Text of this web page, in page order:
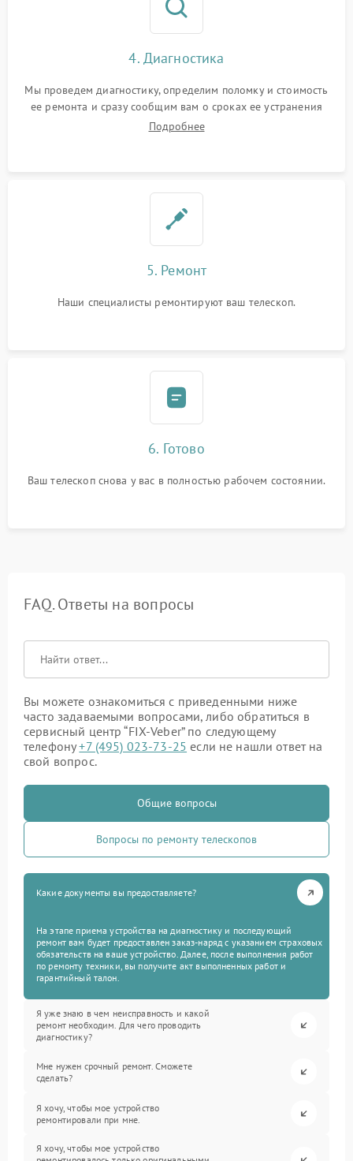
4. Диагностика
Мы проведем диагностику, определим поломку и стоимость
ее ремонта и сразу сообщим вам о сроках ее устранения
Подробнее
5. Ремонт
Наши специалисты ремонтируют ваш телескоп.
6. Готово
Ваш телескоп снова у вас в полностью рабочем состоянии.
FAQ. Ответы на вопросы
Вы можете ознакомиться с приведенными ниже
часто задаваемыми вопросами, либо обратиться в
сервисный центр “FIX-Veber” по следующему
телефону+7 (495) 023-73-25 если не нашли ответ на
свой вопрос.
Общие вопросы
Вопросы по ремонту телескопов
Какие документы вы предоставляете?
На этапе приема устройства на диагностику и последующий
ремонт вам будет предоставлен заказ-наряд с указанием страховых
обязательств на ваше устройство. Далее, после выполнения работ
по ремонту техники, вы получите акт выполненных работ и
гарантийный талон.
Я уже знаю в чем неисправность и какой
ремонт необходим. Для чего проводить
диагностику?
Мне нужен срочный ремонт. Сможете
сделать?
Я хочу, чтобы мое устройство
ремонтировали при мне.
Я хочу, чтобы мое устройство